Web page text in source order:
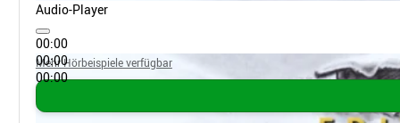
Audio-Player
00:00
00:00
00:00
Mehr Hörbeispiele verfügbar